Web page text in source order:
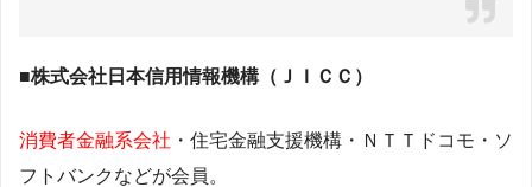
■株式会社日本信用情報機構（ＪＩＣＣ）
消費者金融系会社 ・住宅金融支援機構・ＮＴＴドコモ・ソ
フトバンクなどが会員。